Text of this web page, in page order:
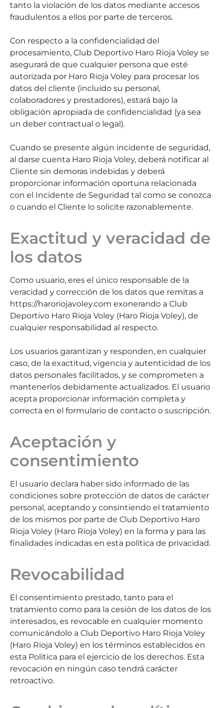
tanto la violación de los datos mediante accesos
fraudulentos a ellos por parte de terceros.
Con respecto a la confidencialidad del
procesamiento, Club Deportivo Haro Rioja Voley se
asegurará de que cualquier persona que esté
autorizada por Haro Rioja Voley para procesar los
datos del cliente (incluido su personal,
colaboradores y prestadores), estará bajo la
obligación apropiada de confidencialidad (ya sea
un deber contractual o legal).
Cuando se presente algún incidente de seguridad,
al darse cuenta Haro Rioja Voley, deberá notificar al
Cliente sin demoras indebidas y deberá
proporcionar información oportuna relacionada
con el Incidente de Seguridad tal como se conozca
o cuando el Cliente lo solicite razonablemente.
Exactitud y veracidad de
los datos
Como usuario, eres el único responsable de la
veracidad y corrección de los datos que remitas a
https://haroriojavoley.com exonerando a Club
Deportivo Haro Rioja Voley (Haro Rioja Voley), de
cualquier responsabilidad al respecto.
Los usuarios garantizan y responden, en cualquier
caso, de la exactitud, vigencia y autenticidad de los
datos personales facilitados, y se comprometen a
mantenerlos debidamente actualizados. El usuario
acepta proporcionar información completa y
correcta en el formulario de contacto o suscripción.
Aceptación y
consentimiento
El usuario declara haber sido informado de las
condiciones sobre protección de datos de carácter
personal, aceptando y consintiendo el tratamiento
de los mismos por parte de Club Deportivo Haro
Rioja Voley (Haro Rioja Voley) en la forma y para las
finalidades indicadas en esta política de privacidad.
Revocabilidad
El consentimiento prestado, tanto para el
tratamiento como para la cesión de los datos de los
interesados, es revocable en cualquier momento
comunicándolo a Club Deportivo Haro Rioja Voley
(Haro Rioja Voley) en los términos establecidos en
esta Política para el ejercicio de los derechos. Esta
revocación en ningún caso tendrá carácter
retroactivo.